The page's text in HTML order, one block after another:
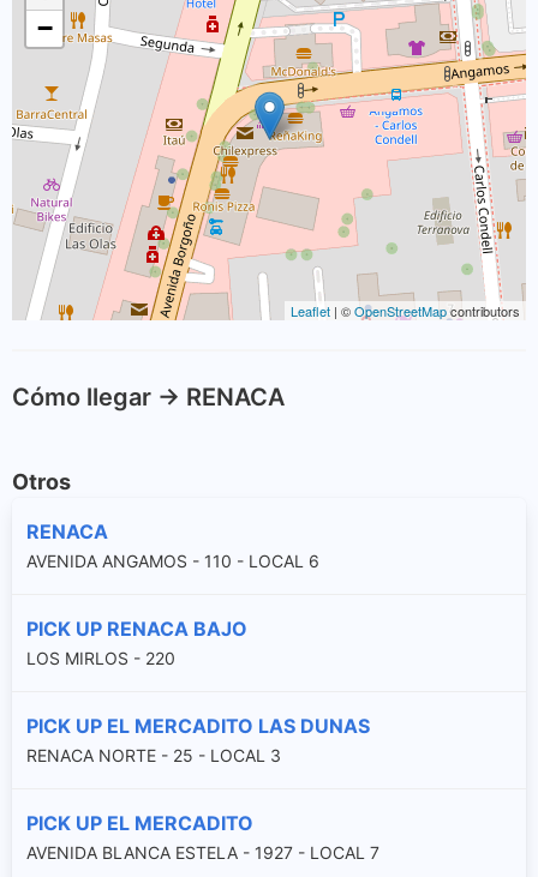
−
Leaflet | ©OpenStreetMapcontributors
Cómo llegar -> RENACA
Otros
RENACA
AVENIDA ANGAMOS - 110 - LOCAL 6
PICK UP RENACA BAJO
LOS MIRLOS - 220
PICK UP EL MERCADITO LAS DUNAS
RENACA NORTE - 25 - LOCAL 3
PICK UP EL MERCADITO
AVENIDA BLANCA ESTELA - 1927 - LOCAL 7